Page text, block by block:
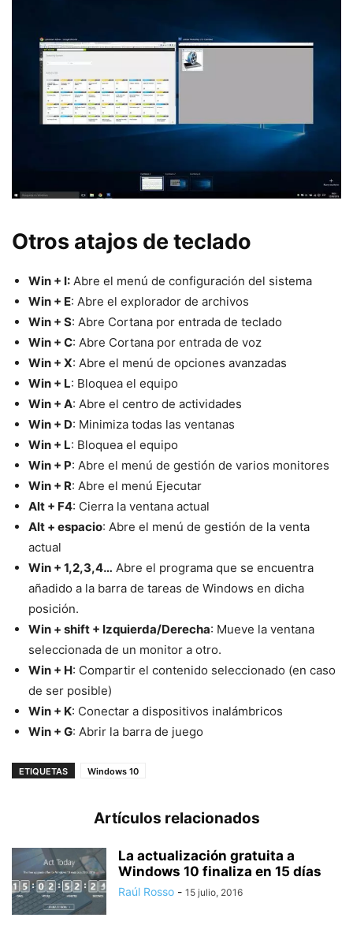
Otros atajos de teclado
Win + I: Abre el menú de configuración del sistema
Win + E: Abre el explorador de archivos
Win + S: Abre Cortana por entrada de teclado
Win + C: Abre Cortana por entrada de voz
Win + X: Abre el menú de opciones avanzadas
Win + L: Bloquea el equipo
Win + A: Abre el centro de actividades
Win + D: Minimiza todas las ventanas
Win + L: Bloquea el equipo
Win + P: Abre el menú de gestión de varios monitores
Win + R: Abre el menú Ejecutar
Alt + F4: Cierra la ventana actual
Alt + espacio: Abre el menú de gestión de la venta
actual
Win + 1,2,3,4… Abre el programa que se encuentra
añadido a la barra de tareas de Windows en dicha
posición.
Win + shift + Izquierda/Derecha: Mueve la ventana
seleccionada de un monitor a otro.
Win + H: Compartir el contenido seleccionado (en caso
de ser posible)
Win + K: Conectar a dispositivos inalámbricos
Win + G: Abrir la barra de juego
ETIQUETAS Windows 10
Artículos relacionados
La actualización gratuita a
Windows 10 finaliza en 15 días
Raúl Rosso - 15 julio, 2016